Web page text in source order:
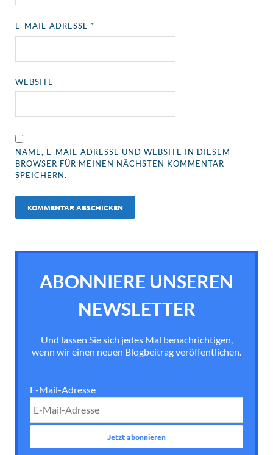
E-MAIL-ADRESSE*
WEBSITE
NAME, E-MAIL-ADRESSE UND WEBSITE IN DIESEM
BROWSER FÜR MEINEN NÄCHSTEN KOMMENTAR
SPEICHERN.
ABONNIERE UNSEREN
NEWSLETTER
Und lassen Sie sich jedes Mal benachrichtigen,
wenn wir einen neuen Blogbeitrag veröffentlichen.
E-Mail-Adresse